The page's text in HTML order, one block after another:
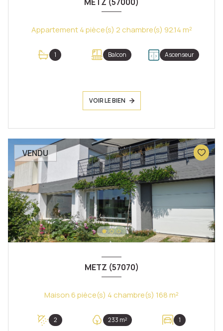
Appartement 4 pièce(s) 2 chambre(s) 92.14 m²
1 Balcon Ascenseur
VOIR LE BIEN
VENDU
METZ (57070)
Maison 6 pièce(s) 4 chambre(s) 168 m²
2 233 m² 1